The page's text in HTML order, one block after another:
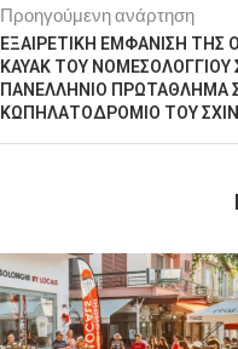
Προηγούμενη ανάρτηση
ΕΞΑΙΡΕΤΙΚΗ ΕΜΦΑΝΙΣΗ ΤΗΣ
KAYAK ΤΟΥ ΝΟΜΕΣΟΛΟΓΓΙΟΥ
ΠΑΝΕΛΛΗΝΙΟ ΠΡΩΤΑΘΛΗΜΑ
ΚΩΠΗΛΑΤΟΔΡΟΜΙΟ ΤΟΥ